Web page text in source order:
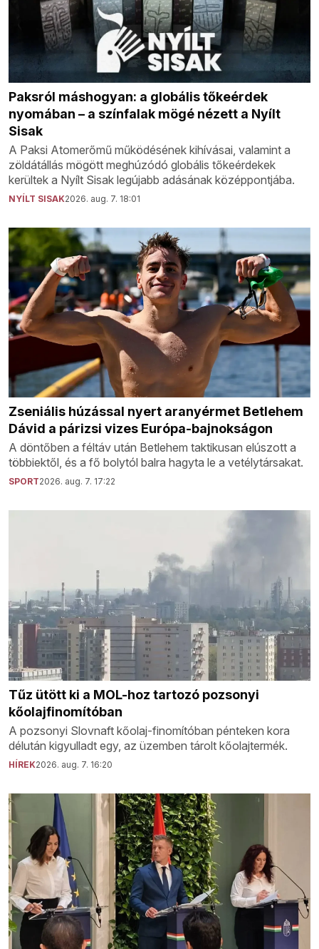
Paksról máshogyan: a globális tőkeérdek
nyomában – a színfalak mögé nézett a Nyílt
Sisak
A Paksi Atomerőmű működésének kihívásai, valamint a
zöldátállás mögött meghúzódó globális tőkeérdekek
kerültek a Nyílt Sisak legújabb adásának középpontjába.
NYÍLT SISAK2026. aug. 7. 18:01
Zseniális húzással nyert aranyérmet Betlehem
Dávid a párizsi vizes Európa-bajnokságon
A döntőben a féltáv után Betlehem taktikusan elúszott a
többiektől, és a fő bolytól balra hagyta le a vetélytársakat.
SPORT2026. aug. 7. 17:22
Tűz ütött ki a MOL-hoz tartozó pozsonyi
kőolajfinomítóban
A pozsonyi Slovnaft kőolaj-finomítóban pénteken kora
délután kigyulladt egy, az üzemben tárolt kőolajtermék.
HÍREK2026. aug. 7. 16:20